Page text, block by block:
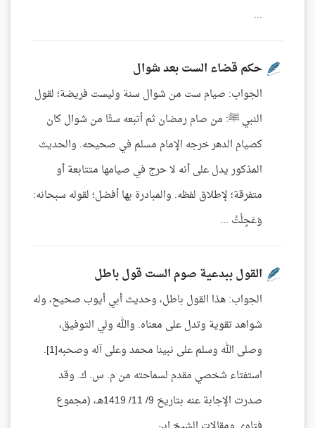
...
حكم قضاء الست بعد شوال
الجواب: صيام ست من شوال سنة وليست فريضة؛ لقول
النبي ﷺ: من صام رمضان ثم أتبعه ستًا من شوال كان
كصيام الدهر خرجه الإمام مسلم في صحيحه. والحديث
المذكور يدل على أنه لا حرج في صيامها متتابعة أو
متفرقة؛ لإطلاق لفظه. والمبادرة بها أفضل؛ لقوله سبحانه:
وَعَجِلْتُ ...
القول ببدعية صوم الست قول باطل
الجواب: هذا القول باطل، وحديث أبي أيوب صحيح، وله
شواهد تقوية وتدل على معناه. والله ولي التوفيق،
وصلى الله وسلم على نبينا محمد وعلى آله وصحبه[1].
استفتاء شخصي مقدم لسماحته من م. س. ك. وقد
صدرت الإجابة عنه بتاريخ 9/ 11/ 1419هـ، (مجموع